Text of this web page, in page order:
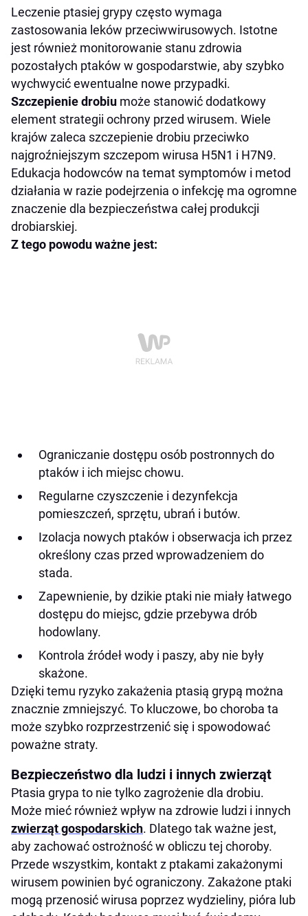
Leczenie ptasiej grypy często wymaga
zastosowania leków przeciwwirusowych. Istotne
jest również monitorowanie stanu zdrowia
pozostałych ptaków w gospodarstwie, aby szybko
wychwycić ewentualne nowe przypadki.
Szczepienie drobiu może stanowić dodatkowy
element strategii ochrony przed wirusem. Wiele
krajów zaleca szczepienie drobiu przeciwko
najgroźniejszym szczepom wirusa H5N1 i H7N9.
Edukacja hodowców na temat symptomów i metod
działania w razie podejrzenia o infekcję ma ogromne
znaczenie dla bezpieczeństwa całej produkcji
drobiarskiej.
Z tego powodu ważne jest:
Ograniczanie dostępu osób postronnych do
ptaków i ich miejsc chowu.
Regularne czyszczenie i dezynfekcja
pomieszczeń, sprzętu, ubrań i butów.
Izolacja nowych ptaków i obserwacja ich przez
określony czas przed wprowadzeniem do
stada.
Zapewnienie, by dzikie ptaki nie miały łatwego
dostępu do miejsc, gdzie przebywa drób
hodowlany.
Kontrola źródeł wody i paszy, aby nie były
skażone.
Dzięki temu ryzyko zakażenia ptasią grypą można
znacznie zmniejszyć. To kluczowe, bo choroba ta
może szybko rozprzestrzenić się i spowodować
poważne straty.
Bezpieczeństwo dla ludzi i innych zwierząt
Ptasia grypa to nie tylko zagrożenie dla drobiu.
Może mieć również wpływ na zdrowie ludzi i innych
zwierząt gospodarskich. Dlatego tak ważne jest,
aby zachować ostrożność w obliczu tej choroby.
Przede wszystkim, kontakt z ptakami zakażonymi
wirusem powinien być ograniczony. Zakażone ptaki
mogą przenosić wirusa poprzez wydzieliny, pióra lub